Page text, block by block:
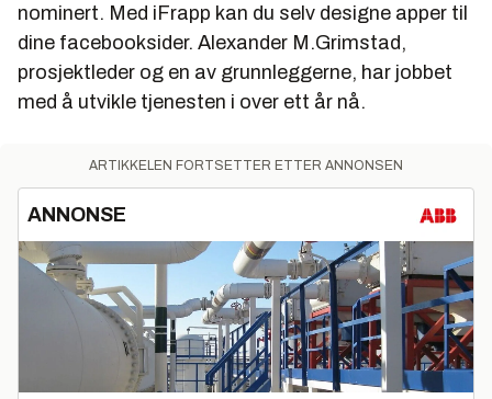
nominert. Med iFrapp kan du selv designe apper til
dine facebooksider. Alexander M.Grimstad,
prosjektleder og en av grunnleggerne, har jobbet
med å utvikle tjenesten i over ett år nå.
ARTIKKELEN FORTSETTER ETTER ANNONSEN
ANNONSE